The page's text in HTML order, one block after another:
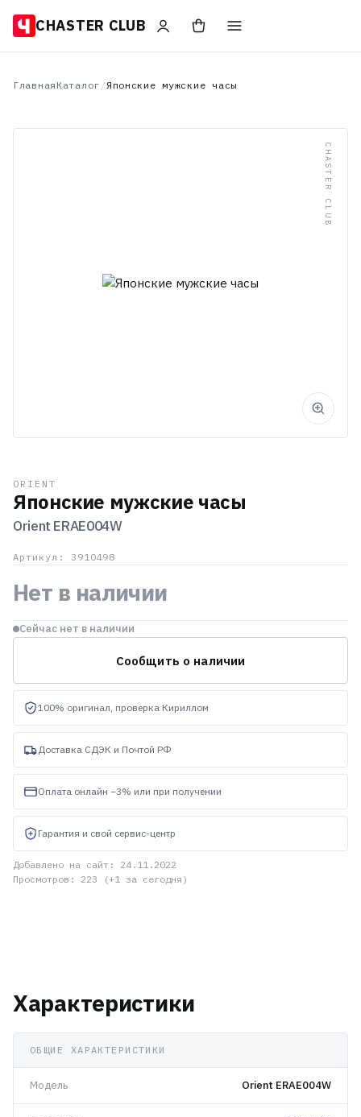
CHASTER CLUB
Главная Каталог /Японские мужские часы
CHASTER CLUB
ORIENT
Японские мужские часы
Orient ERAE004W
Артикул: 3910498
Нет в наличии
Сейчас нет в наличии
Сообщить о наличии
100% оригинал, проверка Кириллом
Доставка СДЭК и Почтой РФ
Оплата онлайн −3% или при получении
Гарантия и свой сервис-центр
Добавлено на сайт: 24.11.2022
Просмотров: 223 (+1 за сегодня)
Характеристики
ОБЩИЕ ХАРАКТЕРИСТИКИ
Модель Orient ERAE004W